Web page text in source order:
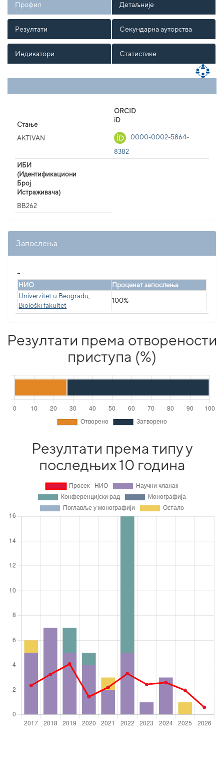
Профил Детаљније
Резултати Секундарна ауторства
Индикатори Статистике
Стање
AKTIVAN
ORCID
iD
0000-0002-5864-
8382
ИБИ
(Идентификациони
Број
Истраживача)
BB262
Запослења
НИО
Проценат запослења
Univerzitet u Beogradu,
Biološki fakultet
100%
Резултати према отворености
приступа (%)
Резултати према типу у
последњих 10 година